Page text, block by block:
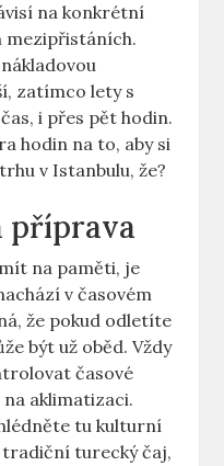
na konkrétní
mezipřistáních.
zatímco lety s
i přes pět hodin.
hodin na to, aby si
v Istanbulu, že?
příprava
na paměti, je
v časovém
že pokud odletíte
být už oběd. Vždy
časové
aklimatizaci.
tu kulturní
turecký čaj,